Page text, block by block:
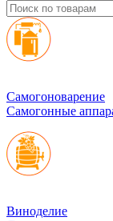
Cамогоноварение
Самогонные
Виноделие